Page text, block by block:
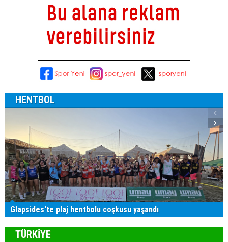
HENTBOL
Glapsides'te plaj hentbolu coşkusu yaşandı
TÜRKİYE